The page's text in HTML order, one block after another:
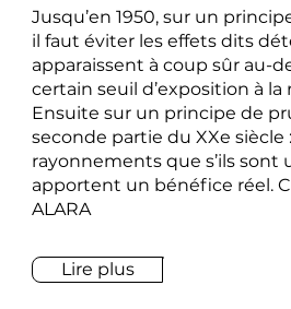
Jusqu’en 1950, sur un
il faut éviter les effets dits
apparaissent à coup sûr au-
certain seuil d’exposition à la
Ensuite sur un principe de
seconde partie du XXe siècle
rayonnements que s’ils sont
apportent un bénéfice réel.
ALARA
Lire plus